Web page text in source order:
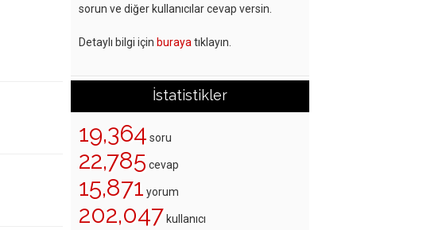
sorun ve diğer kullanıcılar cevap versin.
Detaylı bilgi için buraya tıklayın.
İstatistikler
19,364 soru
22,785 cevap
15,871 yorum
202,047 kullanıcı